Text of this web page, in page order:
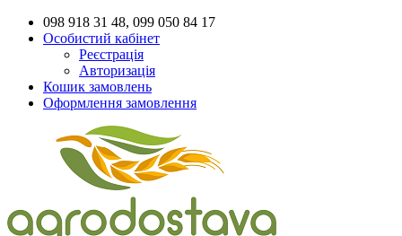
098 918 31 48, 099 050 84 17
Особистий кабінет
Реєстрація
Авторизація
Кошик замовлень
Оформлення замовлення